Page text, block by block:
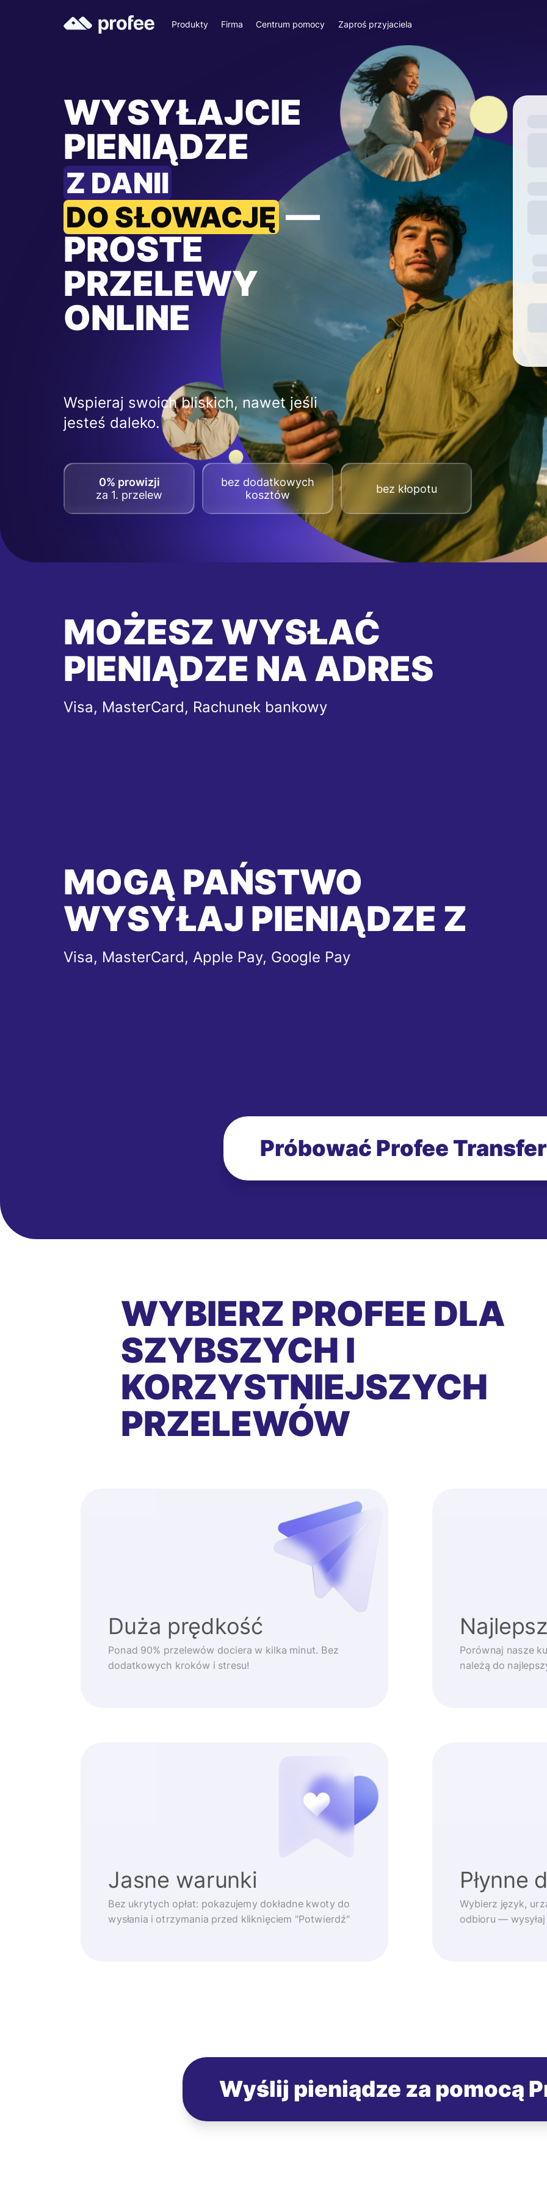
Produkty Firma Centrum pomocy Zaproś przyjaciela
WYSYŁAJCIE
PIENIĄDZE
Z DANII
DO SŁOWACJĘ—
PROSTE
PRZELEWY
ONLINE
Wspieraj swoich bliskich, nawet jeśli
jesteś daleko.
0% prowizji
za 1. przelew
bez dodatkowych
kosztów
bez kłopotu
MOŻESZ WYSŁAĆ
PIENIĄDZE NA ADRES
Visa, MasterCard, Rachunek bankowy
MOGĄ PAŃSTWO
WYSYŁAJ PIENIĄDZE Z
Visa, MasterCard, Apple Pay, Google Pay
Próbować Profee
WYBIERZ PROFEE DLA
SZYBSZYCH I
KORZYSTNIEJSZYCH
PRZELEWÓW
Duża prędkość
Ponad 90% przelewów dociera w kilka minut. Bez
dodatkowych kroków i stresu!
Porównaj nasze
należą do
Jasne warunki
Bez ukrytych opłat: pokazujemy dokładne kwoty do
wysłania i otrzymania przed kliknięciem "Potwierdź"
Płynne
Wybierz język,
odbioru —
Wyślij pieniądze za pomocą